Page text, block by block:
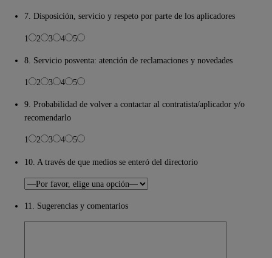
7. Disposición, servicio y respeto por parte de los aplicadores
1 2 3 4 5
8. Servicio posventa: atención de reclamaciones y novedades
1 2 3 4 5
9. Probabilidad de volver a contactar al contratista/aplicador y/o
recomendarlo
1 2 3 4 5
10. A través de que medios se enteró del directorio
11. Sugerencias y comentarios